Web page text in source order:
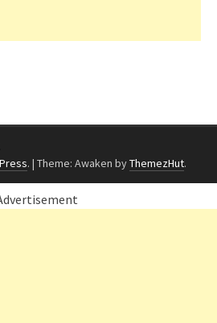
. | Theme: Awaken byThemezHut.